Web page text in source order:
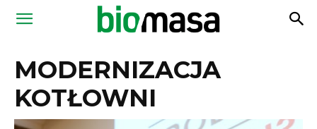
Magazyn
MODERNIZACJA
KOTŁOWNI